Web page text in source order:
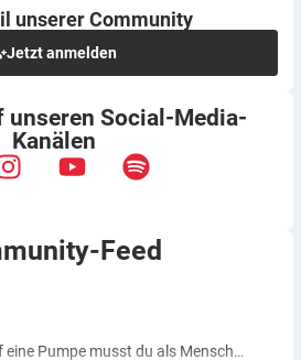
unsererCommunity
Jetzt anmelden
unseren Social-Media-
Kanälen
Feed
eine Pumpe musst du als Mensch